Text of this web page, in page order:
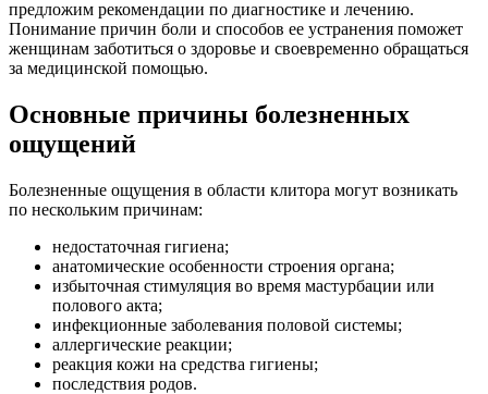
предложим рекомендации по диагностике и лечению.
Понимание причин боли и способов ее устранения поможет
женщинам заботиться о здоровье и своевременно обращаться
за медицинской помощью.
Основные причины болезненных
ощущений
Болезненные ощущения в области клитора могут возникать
по нескольким причинам:
недостаточная гигиена;
анатомические особенности строения органа;
избыточная стимуляция во время мастурбации или
полового акта;
инфекционные заболевания половой системы;
аллергические реакции;
реакция кожи на средства гигиены;
последствия родов.